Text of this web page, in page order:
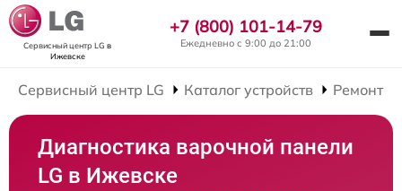
Сервисный центр LG в
Ижевске
+7 (800) 101-14-79
Ежедневно с 9:00 до 21:00
Сервисный центр LG Каталог устройств Ремонт
Диагностика варочной панели
LG в Ижевске